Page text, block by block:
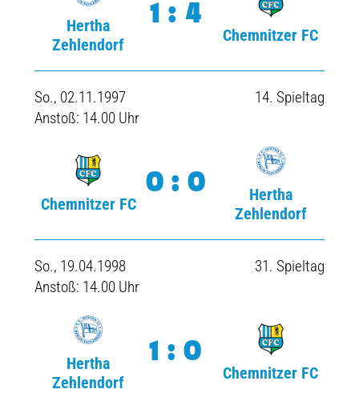
Hertha
Zehlendorf
1:4
Chemnitzer FC
So., 02.11.1997
Anstoß: 14.00 Uhr
14. Spieltag
Chemnitzer FC
0:0
Hertha
Zehlendorf
So., 19.04.1998
Anstoß: 14.00 Uhr
31. Spieltag
Hertha
Zehlendorf
1:0
Chemnitzer FC